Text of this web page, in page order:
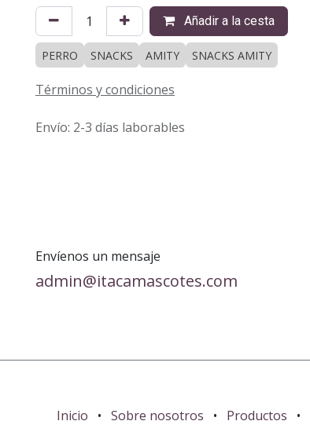
Añadir a la cesta
PERRO SNACKS AMITY SNACKS AMITY
Términos y condiciones
Envío: 2-3 días laborables
Envíenos un mensaje
admin@itacamascotes.com
Inicio • Sobre nosotros • Productos •